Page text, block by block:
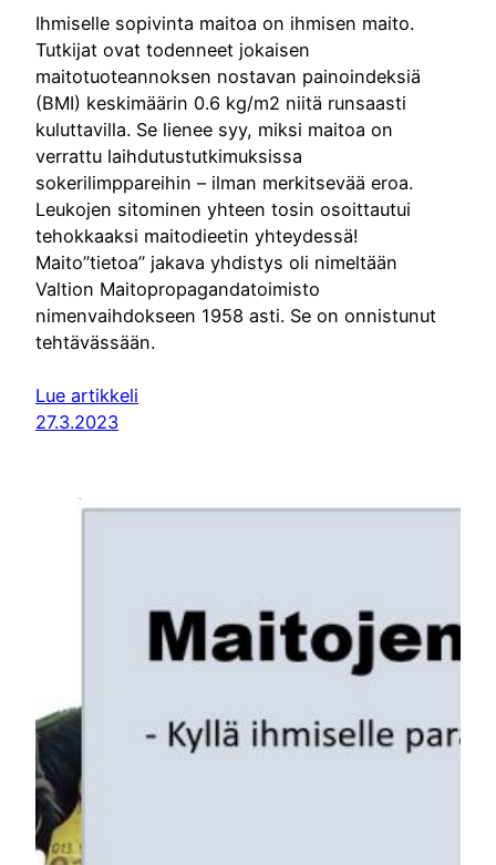
Ihmiselle sopivinta maitoa on ihmisen maito.
Tutkijat ovat todenneet jokaisen
maitotuoteannoksen nostavan painoindeksiä
(BMI) keskimäärin 0.6 kg/m2 niitä runsaasti
kuluttavilla. Se lienee syy, miksi maitoa on
verrattu laihdutustutkimuksissa
sokerilimppareihin – ilman merkitsevää eroa.
Leukojen sitominen yhteen tosin osoittautui
tehokkaaksi maitodieetin yhteydessä!
Maito”tietoa” jakava yhdistys oli nimeltään
Valtion Maitopropagandatoimisto
nimenvaihdokseen 1958 asti. Se on onnistunut
tehtävässään.
Lue artikkeli
27.3.2023